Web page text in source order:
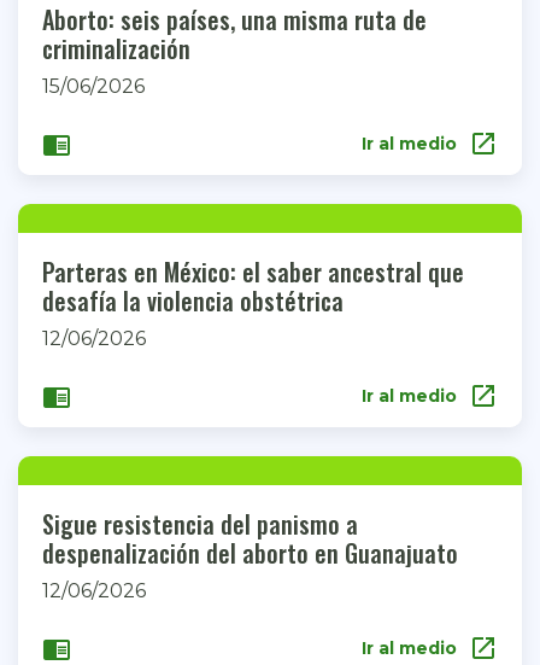
Aborto: seis países, una misma ruta de
criminalización
15/06/2026
chrome_reader_mode Ir al medio open_in_new
Parteras en México: el saber ancestral que
desafía la violencia obstétrica
12/06/2026
chrome_reader_mode Ir al medio open_in_new
Sigue resistencia del panismo a
despenalización del aborto en Guanajuato
12/06/2026
chrome_reader_mode Ir al medio open_in_new